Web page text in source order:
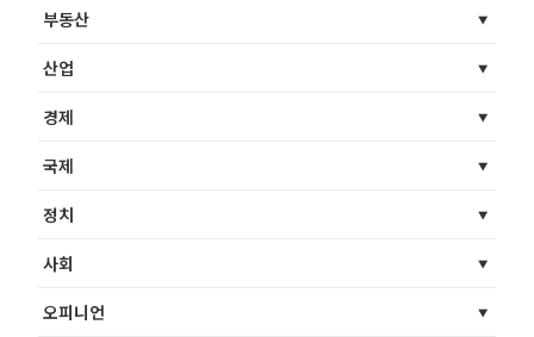
부동산
산업
경제
국제
정치
사회
오피니언